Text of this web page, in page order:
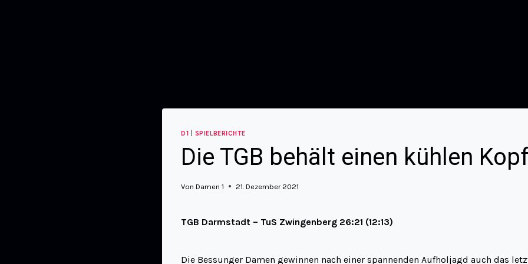
D1 SPIELBERICHTE
Die TGB behält einen kühlen
Von Damen 1 21. Dezember 2021
TGB Darmstadt – TuS Zwingenberg 26:21 (12:13)
Die Bessunger Damen gewinnen nach einer spannenden Aufholjagd auch das